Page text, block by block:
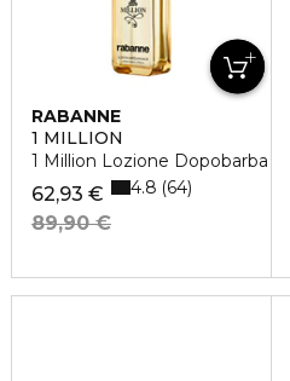
RABANNE
1 MILLION
1 Million Lozione Dopobarba
62,93 €
89,90 €
4.8 64